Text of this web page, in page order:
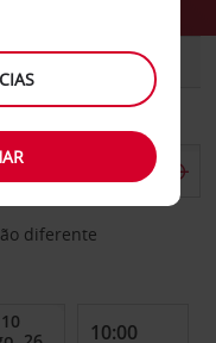
COMERCIAIS
diferente